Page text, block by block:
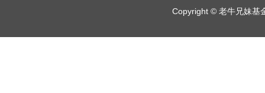
Copyright © 老牛兄妹